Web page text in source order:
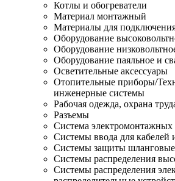
Котлы и обогреватели
Материал монтажный
Материалы для
Оборудование
Оборудование
Оборудование паяльное и
Осветительные аксессуары
Отопительные приборы/
инженерные системы
Рабочая одежда, охрана
Разъемы
Система электромонтажных
Системы ввода для кабелей
Системы защиты шланговые
Системы распределения
Системы распределения